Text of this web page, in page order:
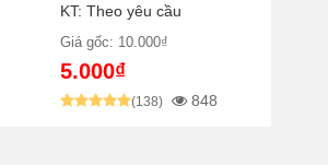
KT: Theo yêu cầu
Giá gốc: 10.000₫
5.000₫
(138) 848